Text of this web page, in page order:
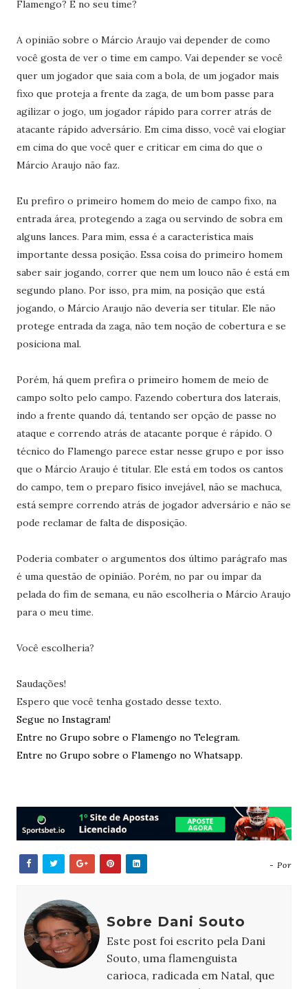
Flamengo? E no seu time?
A opinião sobre o Márcio Araujo vai depender de como
você gosta de ver o time em campo. Vai depender se você
quer um jogador que saia com a bola, de um jogador mais
fixo que proteja a frente da zaga, de um bom passe para
agilizar o jogo, um jogador rápido para correr atrás de
atacante rápido adversário. Em cima disso, você vai elogiar
em cima do que você quer e criticar em cima do que o
Márcio Araujo não faz.
Eu prefiro o primeiro homem do meio de campo fixo, na
entrada área, protegendo a zaga ou servindo de sobra em
alguns lances. Para mim, essa é a característica mais
importante dessa posição. Essa coisa do primeiro homem
saber sair jogando, correr que nem um louco não é está em
segundo plano. Por isso, pra mim, na posição que está
jogando, o Márcio Araujo não deveria ser titular. Ele não
protege entrada da zaga, não tem noção de cobertura e se
posiciona mal.
Porém, há quem prefira o primeiro homem de meio de
campo solto pelo campo. Fazendo cobertura dos laterais,
indo a frente quando dá, tentando ser opção de passe no
ataque e correndo atrás de atacante porque é rápido. O
técnico do Flamengo parece estar nesse grupo e por isso
que o Márcio Araujo é titular. Ele está em todos os cantos
do campo, tem o preparo físico invejável, não se machuca,
está sempre correndo atrás de jogador adversário e não se
pode reclamar de falta de disposição.
Poderia combater o argumentos dos último parágrafo mas
é uma questão de opinião. Porém, no par ou ímpar da
pelada do fim de semana, eu não escolheria o Márcio Araujo
para o meu time.
Você escolheria?
Saudações!
Espero que você tenha gostado desse texto.
Segue no Instagram!
Entre no Grupo sobre o Flamengo no Telegram.
Entre no Grupo sobre o Flamengo no Whatsapp.
- Por
Sobre Dani Souto
Este post foi escrito pela Dani
Souto, uma flamenguista
carioca, radicada em Natal, que